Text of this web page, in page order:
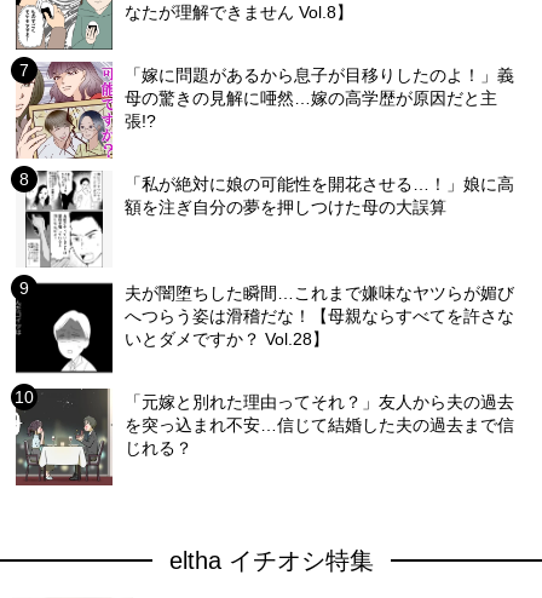
なたが理解できません Vol.8】
「嫁に問題があるから息子が目移りしたのよ！」義
母の驚きの見解に唖然…嫁の高学歴が原因だと主
張!?
「私が絶対に娘の可能性を開花させる…！」娘に高
額を注ぎ自分の夢を押しつけた母の大誤算
夫が闇堕ちした瞬間…これまで嫌味なヤツらが媚び
へつらう姿は滑稽だな！【母親ならすべてを許さな
いとダメですか？ Vol.28】
「元嫁と別れた理由ってそれ？」友人から夫の過去
を突っ込まれ不安…信じて結婚した夫の過去まで信
じれる？
eltha イチオシ特集